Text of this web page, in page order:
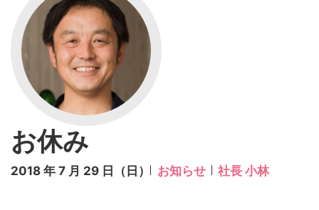
お休み
2018 年 7 月 29 日（日） お知らせ 社長 小林